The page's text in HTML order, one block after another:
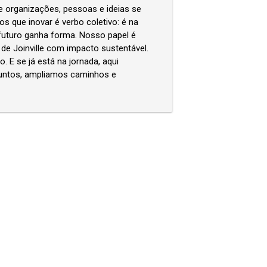
organizações, pessoas e ideias se
que inovar é verbo coletivo: é na
ganha forma. Nosso papel é
Joinville com impacto sustentável.
E se já está na jornada, aqui
ampliamos caminhos e